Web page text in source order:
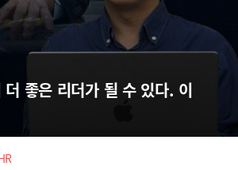
더 좋은 리더가 될 수 있다. 이